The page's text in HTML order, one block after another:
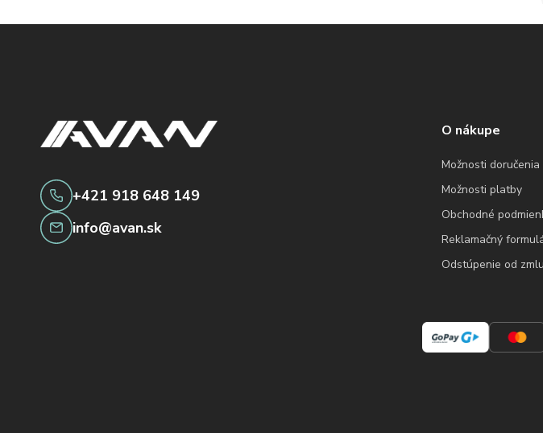
+421 918 648 149
info@avan.sk
O nákupe
Možnosti doručenia
Možnosti platby
Obchodné
Reklamačný
Odstúpenie od